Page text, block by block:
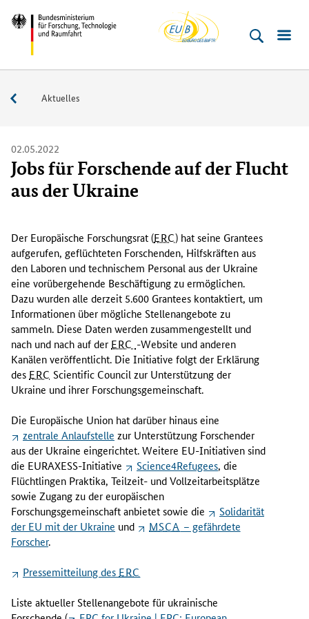
Direkt
zum
Inhalt
(Eingabetaste)
Direkt
zum
Hauptmenu
(Eingabetaste)
Direkt
zur
Suche
(Eingabetaste)
Direkt
zur
Fußleiste
(Enter)
Bundesministerium
Technologie
Buero
Service
Aktuelles
02.05.2022
Jobs für Forschende auf der Flucht
aus der Ukraine
e
r
E
u
r
o
p
ä
i
s
c
e
o
r
s
c
h
u
n
a
t
Der Europäische Forschungsrat (ERC) hat seine Grantees
aufgerufen, geflüchteten Forschenden, Hilfskräften aus
den Laboren und technischem Personal aus der Ukraine
eine vorübergehende Beschäftigung zu ermöglichen.
Dazu wurden alle derzeit 5.600 Grantees kontaktiert, um
Informationen über mögliche Stellenangebote zu
sammeln. Diese Daten werden zusammengestellt und
nach und nach auf der ERC -Website und anderen
Kanälen veröffentlicht. Die Initiative folgt der Erklärung
des ERC Scientific Council zur Unterstützung der
Ukraine und ihrer Forschungsgemeinschaft.
Die Europäische Union hat darüber hinaus eine
zentrale Anlaufstelle zur Unterstützung Forschender
aus der Ukraine eingerichtet. Weitere EU-Initiativen sind
die EURAXESS-Initiative
Science4Refugees, die
Flüchtlingen Praktika, Teilzeit- und Vollzeitarbeitsplätze
sowie Zugang zu der europäischen
Forschungsgemeinschaft anbietet sowie die
Solidarität
der EU mit der Ukraine und MSCA – gefährdete
Forscher.
Pressemitteilung des ERC
Liste aktueller Stellenangebote für ukrainische